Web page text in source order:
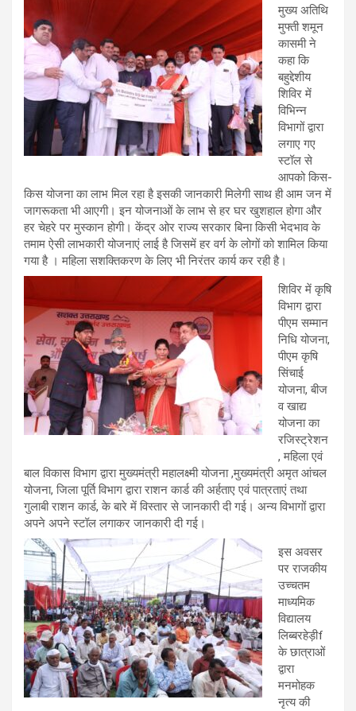
मुख्य अतिथि
मुफ्ती शमून
कासमी ने
कहा कि
बहुद्देशीय
शिविर में
विभिन्न
विभागों द्वारा
लगाए गए
स्टॉल से
आपको किस-
किस योजना का लाभ मिल रहा है इसकी जानकारी मिलेगी साथ ही आम जन में
जागरूकता भी आएगी। इन योजनाओं के लाभ से हर घर खुशहाल होगा और
हर चेहरे पर मुस्कान होगी। केंद्र ओर राज्य सरकार बिना किसी भेदभाव के
तमाम ऐसी लाभकारी योजनाएं लाई है जिसमें हर वर्ग के लोगों को शामिल किया
गया है । महिला सशक्तिकरण के लिए भी निरंतर कार्य कर रही है।
शिविर में कृषि
विभाग द्वारा
पीएम सम्मान
निधि योजना,
पीएम कृषि
सिंचाई
योजना, बीज
व खाद्य
योजना का
रजिस्ट्रेशन
, महिला एवं
बाल विकास विभाग द्वारा मुख्यमंत्री महालक्ष्मी योजना ,मुख्यमंत्री अमृत आंचल
योजना, जिला पूर्ति विभाग द्वारा राशन कार्ड की अर्हताए एवं पात्रताएं तथा
गुलाबी राशन कार्ड, के बारे में विस्तार से जानकारी दी गई। अन्य विभागों द्वारा
अपने अपने स्टॉल लगाकर जानकारी दी गई।
इस अवसर
पर राजकीय
उच्चतम
माध्यमिक
विद्यालय
लिब्बरहेड़ीf
के छात्राओं
द्वारा
मनमोहक
नृत्य की